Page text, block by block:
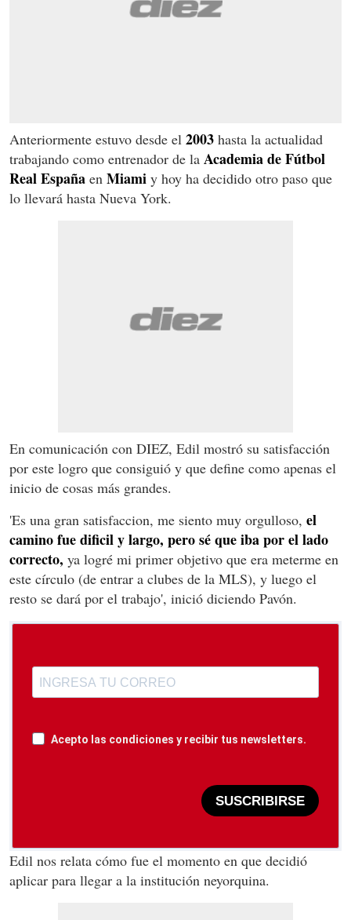
Anteriormente estuvo desde el 2003 hasta la actualidad
trabajando como entrenador de la Academia de Fútbol
Real España en Miami y hoy ha decidido otro paso que
lo llevará hasta Nueva York.
En comunicación con DIEZ, Edil mostró su satisfacción
por este logro que consiguió y que define como apenas el
inicio de cosas más grandes.
'Es una gran satisfaccion, me siento muy orgulloso, el
camino fue dificil y largo, pero sé que iba por el lado
correcto, ya logré mi primer objetivo que era meterme en
este círculo (de entrar a clubes de la MLS), y luego el
resto se dará por el trabajo', inició diciendo Pavón.
Acepto las condiciones y recibir tus newsletters.
SUSCRIBIRSE
Edil nos relata cómo fue el momento en que decidió
aplicar para llegar a la institución neyorquina.